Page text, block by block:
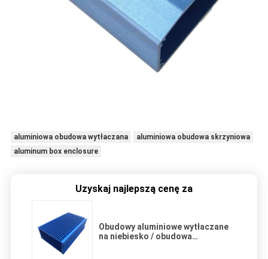
aluminiowa obudowa wytłaczana
aluminiowa obudowa skrzyniowa
aluminum box enclosure
Uzyskaj najlepszą cenę za
Obudowy aluminiowe wytłaczane
na niebiesko / obudowa